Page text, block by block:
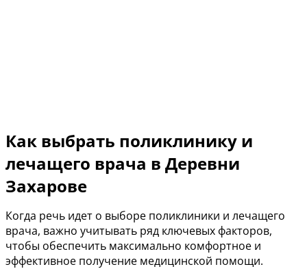
Как выбрать поликлинику и
лечащего врача в Деревни
Захарове
Когда речь идет о выборе поликлиники и лечащего
врача, важно учитывать ряд ключевых факторов,
чтобы обеспечить максимально комфортное и
эффективное получение медицинской помощи.